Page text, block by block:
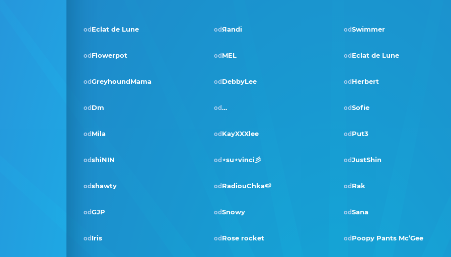
od Eclat de Lune Pobjednik · stu 2024
odЯandi odSwimmer
od Flowerpot od MEL od Eclat de Lune
odGreyhoundMama od DebbyLee od Herbert
od Dm Pobjednik · ožu 2023
od… odSofie
od Mila od KayXXXlee od Put3
odshiNIN od ⋆su⋆vinci彡 odJustShin
odshawty Pobjednik · ožu 2021
od RadiouChka🍉 od Rak
odGJP odSnowy odSana
od Iris od Rose rocket od Poopy Pants Mc’Gee